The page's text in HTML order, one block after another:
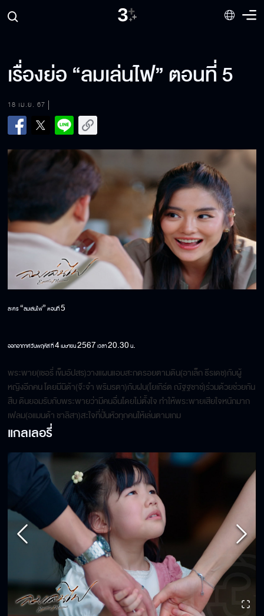
เรื่องย่อ “ลมเล่นไฟ” ตอนที่ 5
18 เม.ย. 67
ละคร“ลมเล่นไฟ”ตอนที่5
ออกอากาศวันพฤหัส ที่4เมษายน2567เวลา20.30น.
พระพาย(เชอรี่ เข็มอัปสร)วางแผนแอบสะกดรอยตามดิน(อาเล็ก ธีรเดช)กับผู้
หญิงอีกคน โดยมีนิด้า(จ๊ะจ๋า พริมรตา)กับฝน(โยเกิร์ต ณัฐฐชาช์)ร่วมด้วยช่วยกัน
สืบ ดินยอมรับกับพระพายว่ามีคนอื่นโดยไม่ตั้งใจ ทำให้พระพายเสียใจหนักมาก
เฟลม(อแมนด้า ชาลิสา)สะใจที่ปั่นหัวทุกคนให้เล่นตามเกม
แกลเลอรี่